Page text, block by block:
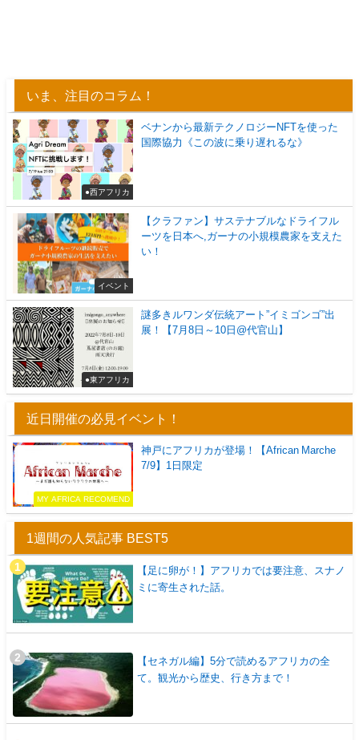
いま、注目のコラム！
●西アフリカ
ベナンから最新テクノロジーNFTを使った
国際協力《この波に乗り遅れるな》
イベント
【クラファン】サステナブルなドライフル
ーツを日本へ,ガーナの小規模農家を支えた
い！
●東アフリカ
謎多きルワンダ伝統アート”イミゴンゴ”出
展！【7月8日～10日@代官山】
近日開催の必見イベント！
MY AFRICA RECOMEND
神戸にアフリカが登場！【African Marche
7/9】1日限定
1週間の人気記事 BEST5
【足に卵が！】アフリカでは要注意、スナノ
ミに寄生された話。
【セネガル編】5分で読めるアフリカの全
て。観光から歴史、行き方まで！